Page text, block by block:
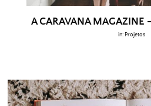
A CARAVANA MAGAZINE
in: Projetos